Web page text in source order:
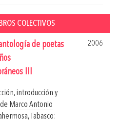
COLECTIVOS
de poetas
III
2006
introducción y
Marco Antonio
Tabasco: